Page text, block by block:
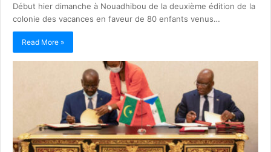
Début hier dimanche à Nouadhibou de la deuxième édition de la
colonie des vacances en faveur de 80 enfants venus…
Read More »